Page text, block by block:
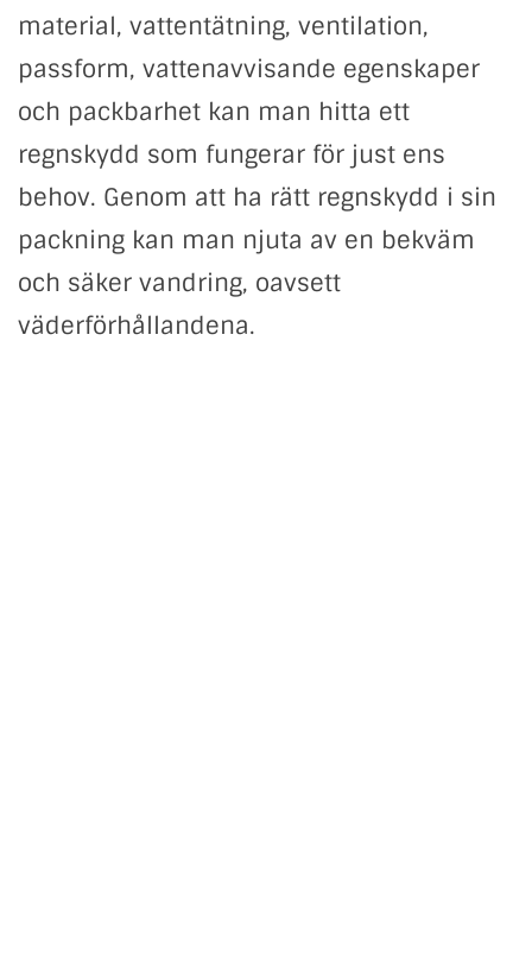
material, vattentätning, ventilation,
passform, vattenavvisande egenskaper
och packbarhet kan man hitta ett
regnskydd som fungerar för just ens
behov. Genom att ha rätt regnskydd i sin
packning kan man njuta av en bekväm
och säker vandring, oavsett
väderförhållandena.